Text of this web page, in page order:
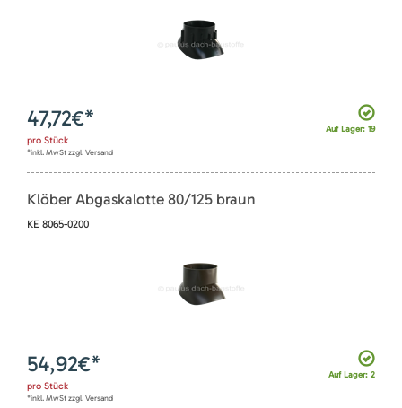
Auf Lager: 19
47,72€*
pro Stück
*inkl. MwSt zzgl. Versand
Klöber Abgaskalotte 80/125 braun
KE 8065-0200
Auf Lager: 2
54,92€*
pro Stück
*inkl. MwSt zzgl. Versand